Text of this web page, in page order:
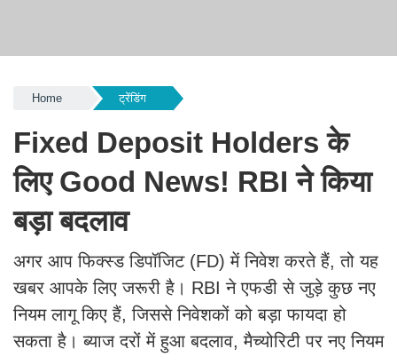
Home ट्रेंडिंग
Fixed Deposit Holders के
लिए Good News! RBI ने किया
बड़ा बदलाव
अगर आप फिक्स्ड डिपॉजिट (FD) में निवेश करते हैं, तो यह
खबर आपके लिए जरूरी है। RBI ने एफडी से जुड़े कुछ नए
नियम लागू किए हैं, जिससे निवेशकों को बड़ा फायदा हो
सकता है। ब्याज दरों में हुआ बदलाव, मैच्योरिटी पर नए नियम